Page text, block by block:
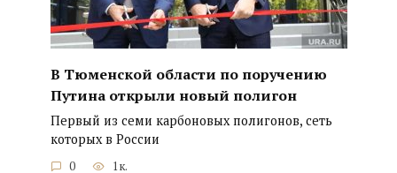
В Тюменской области по поручению
Путина открыли новый полигон
Первый из семи карбоновых полигонов, сеть
которых в России
0 1к.